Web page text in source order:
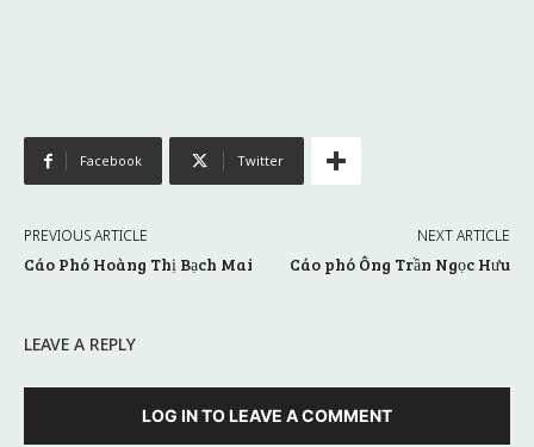
Facebook Twitter
PREVIOUS ARTICLE
Cáo Phó Hoàng Thị Bạch Mai
NEXT ARTICLE
Cáo phó Ông Trần Ngọc Hưu
LEAVE A REPLY
LOG IN TO LEAVE A COMMENT